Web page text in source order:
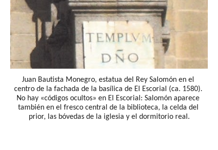
Juan Bautista Monegro, estatua del Rey Salomón en el
centro de la fachada de la basílica de El Escorial (ca. 1580).
No hay «códigos ocultos» en El Escorial: Salomón aparece
también en el fresco central de la biblioteca, la celda del
prior, las bóvedas de la iglesia y el dormitorio real.